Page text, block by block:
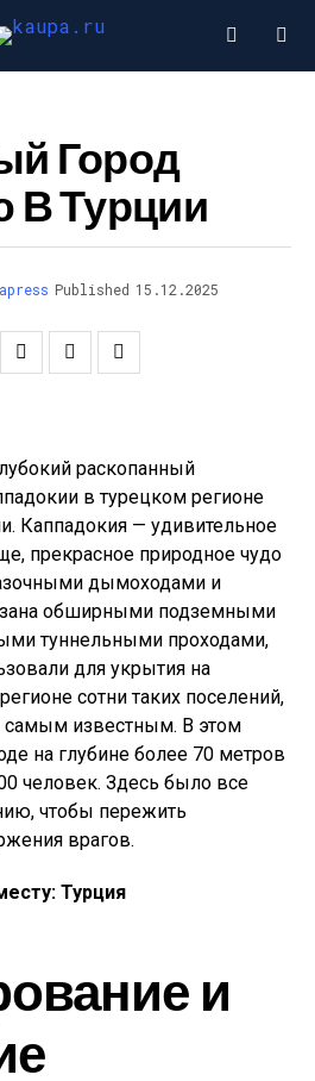
Город
В Турции
Published 15.12.2025
раскопанный
в турецком регионе
Каппадокия — удивительное
прекрасное природное чудо
дымоходами и
обширными подземными
туннельными проходами,
для укрытия на
сотни таких поселений,
самым известным. В этом
на глубине более 70 метров
человек. Здесь было все
чтобы пережить
врагов.
Турция
и